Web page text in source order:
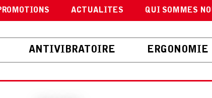
ACTUALITES QUI SOMMES
ANTIVIBRATOIRE ERGONOMIE